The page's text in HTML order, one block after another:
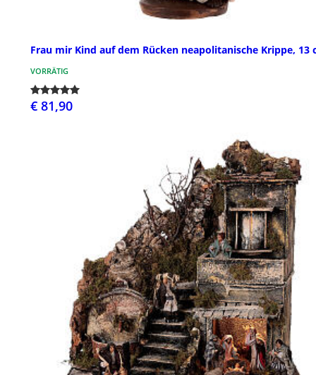
Frau mir Kind auf dem Rücken neapolitanische Krippe, 13
VORRÄTIG
€ 81,90